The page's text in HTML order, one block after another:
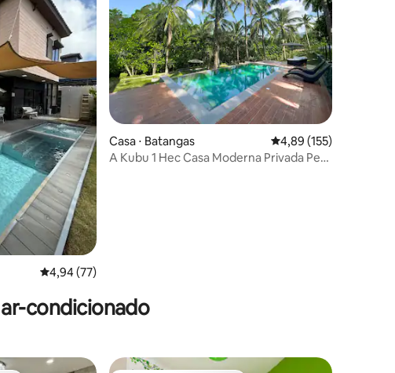
avaliações
4,94 de uma avaliação média de 5, 77 avaliações
4,94 (77)
Casa ⋅ Batangas 4,89 de uma avaliação
4,89 (155)
A Kubu 1 Hec Casa Moderna Privada Pet-
condicionado